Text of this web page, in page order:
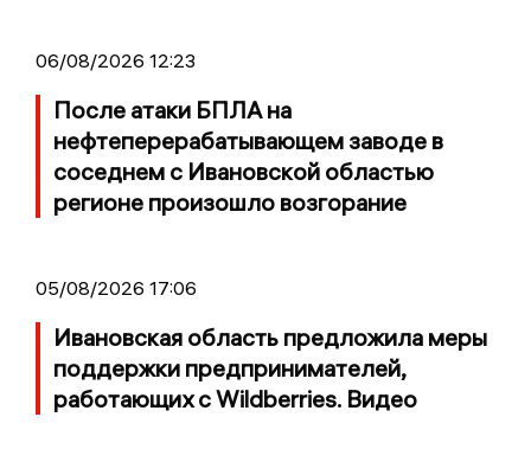
06/08/2026 12:23
После атаки БПЛА на
нефтеперерабатывающем заводе в
соседнем с Ивановской областью
регионе произошло возгорание
05/08/2026 17:06
Ивановская область предложила меры
поддержки предпринимателей,
работающих с Wildberries. Видео